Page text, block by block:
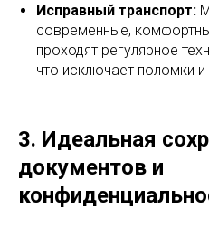
Исправный транспорт:
современные,
проходят регулярное
что исключает поломки и
3. Идеальная
документов и